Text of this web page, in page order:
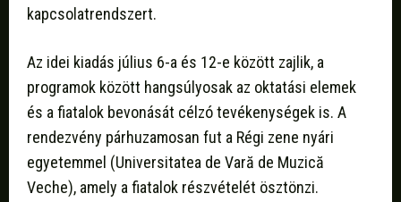
kapcsolatrendszert.
Az idei kiadás július 6-a és 12-e között zajlik, a
programok között hangsúlyosak az oktatási elemek
és a fiatalok bevonását célzó tevékenységek is. A
rendezvény párhuzamosan fut a Régi zene nyári
egyetemmel (Universitatea de Vară de Muzică
Veche), amely a fiatalok részvételét ösztönzi.